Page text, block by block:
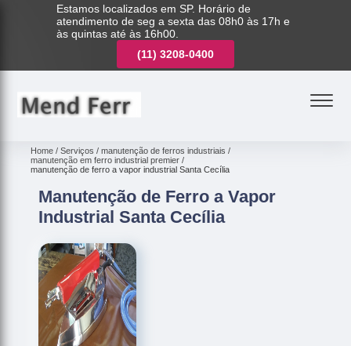
Estamos localizados em SP. Horário de
atendimento de seg a sexta das 08h0 às 17h e
às quintas até às 16h00.
(11) 3208-0400
Home Serviços
manutenção de ferros industriais
manutenção em ferro industrial premier
manutenção de ferro a vapor industrial Santa Cecília
Manutenção de Ferro a Vapor
Industrial Santa Cecília